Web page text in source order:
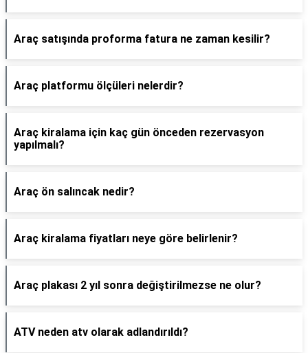
Araç satışında proforma fatura ne zaman kesilir?
Araç platformu ölçüleri nelerdir?
Araç kiralama için kaç gün önceden rezervasyon
yapılmalı?
Araç ön salıncak nedir?
Araç kiralama fiyatları neye göre belirlenir?
Araç plakası 2 yıl sonra değiştirilmezse ne olur?
ATV neden atv olarak adlandırıldı?